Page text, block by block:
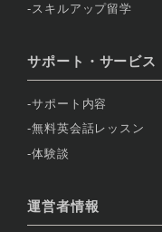
スキルアップ留学
サポート・サービス
サポート内容
無料英会話レッスン
体験談
運営者情報